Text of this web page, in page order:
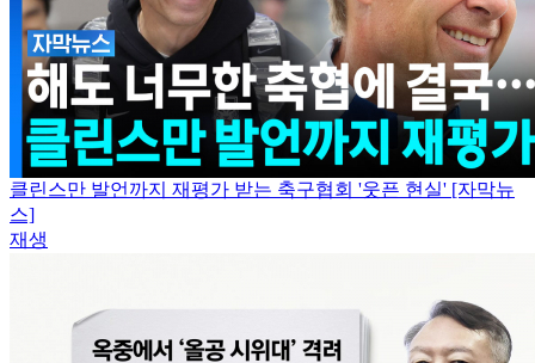
클린스만 발언까지 재평가 받는 축구협회 '웃픈 현실' [자막뉴
스]
재생